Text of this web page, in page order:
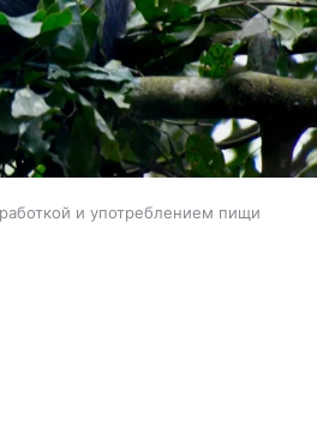
и употреблением пищи